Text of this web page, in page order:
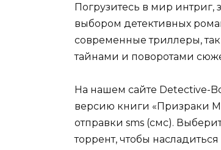
Погрузитесь в мир
выбором детективных
современные триллеры,
тайнами и поворотами
На нашем сайте Detective-
версию книги «Призраки
отправки sms (смс).
торрент, чтобы